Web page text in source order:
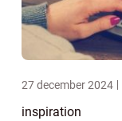
27 december 2024
inspiration